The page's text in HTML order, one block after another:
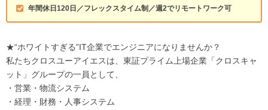
年間休日120日／フレックスタイム制／週2でリモートワーク可
★“ホワイトすぎる”IT企業でエンジニアになりませんか？
私たちクロスユーアイエスは、東証プライム上場企業「クロスキャ
ット」グループの一員として、
・営業・物流システム
・経理・財務・人事システム